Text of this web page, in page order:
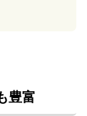
豊富